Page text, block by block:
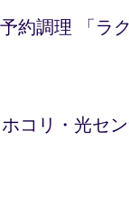
約調理 「ラ
コリ・光セ